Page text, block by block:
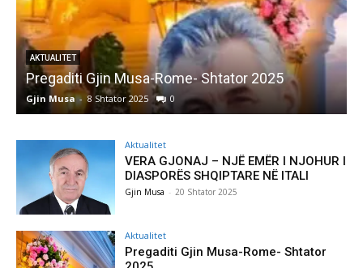
AKTUALITET
Pregaditi Gjin Musa-Rome- Shtator 2025
Gjin Musa - 8 Shtator 2025 0
Aktualitet
VERA GJONAJ – NJË EMËR I NJOHUR I
DIASPORËS SHQIPTARE NË ITALI
Gjin Musa - 20 Shtator 2025
Aktualitet
Pregaditi Gjin Musa-Rome- Shtator